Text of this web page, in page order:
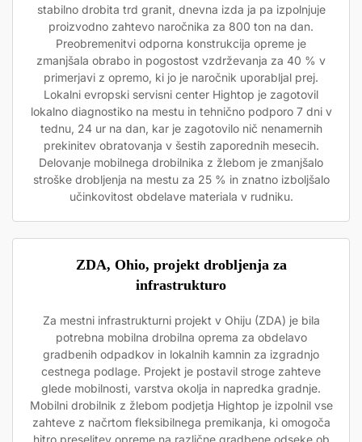
stabilno drobita trd granit, dnevna izda ja pa izpolnjuje
proizvodno zahtevo naročnika za 800 ton na dan.
Preobremenitvi odporna konstrukcija opreme je
zmanjšala obrabo in pogostost vzdrževanja za 40 % v
primerjavi z opremo, ki jo je naročnik uporabljal prej.
Lokalni evropski servisni center Hightop je zagotovil
lokalno diagnostiko na mestu in tehnično podporo 7 dni v
tednu, 24 ur na dan, kar je zagotovilo nič nenamernih
prekinitev obratovanja v šestih zaporednih mesecih.
Delovanje mobilnega drobilnika z žlebom je zmanjšalo
stroške drobljenja na mestu za 25 % in znatno izboljšalo
učinkovitost obdelave materiala v rudniku.
ZDA, Ohio, projekt drobljenja za
infrastrukturo
Za mestni infrastrukturni projekt v Ohiju (ZDA) je bila
potrebna mobilna drobilna oprema za obdelavo
gradbenih odpadkov in lokalnih kamnin za izgradnjo
cestnega podlage. Projekt je postavil stroge zahteve
glede mobilnosti, varstva okolja in napredka gradnje.
Mobilni drobilnik z žlebom podjetja Hightop je izpolnil vse
zahteve z načrtom fleksibilnega premikanja, ki omogoča
hitro preselitev opreme na različne gradbene odseke ob